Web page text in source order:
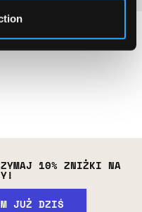
10% ZNIŻKI NA
JUŻ DZIŚ